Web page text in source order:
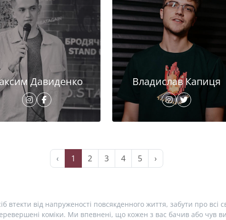
Давиденко Владислав Капиця
‹ 1 2 3 4 5 ›
втекти від напруженості повсякденного життя, забути про всі
коміки. Ми впевнені, що кожен з вас бачив або чув